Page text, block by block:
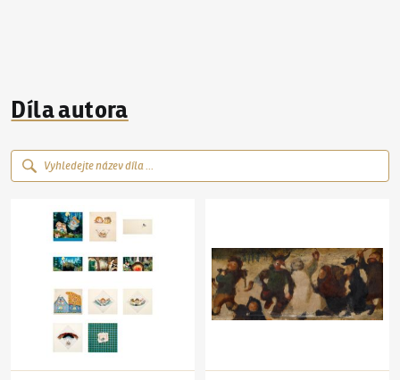
Díla autora